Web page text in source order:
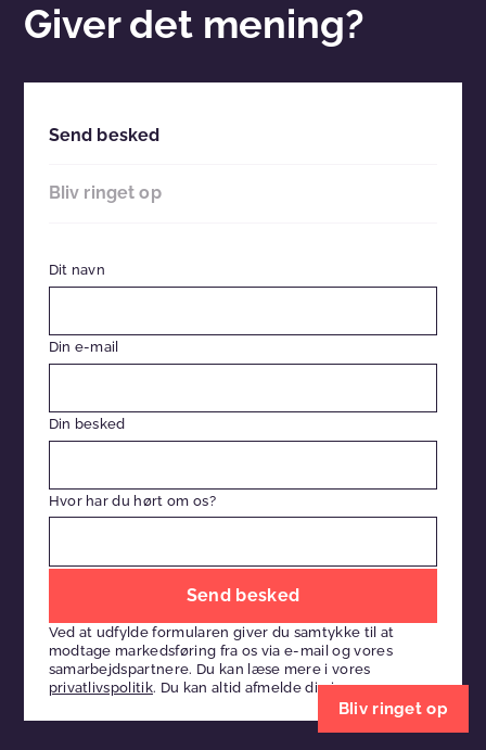
Giver det mening?
Send besked
Bliv ringet op
Dit navn
Din e-mail
Din besked
Hvor har du hørt om os?
dette
felt
tomt
Ved at udfylde formularen giver du samtykke til at
modtage markedsføring fra os via e-mail og vores
samarbejdspartnere. Du kan læse mere i vores
privatlivspolitik. Du kan altid afmelde dig igen.
Bliv ringet op